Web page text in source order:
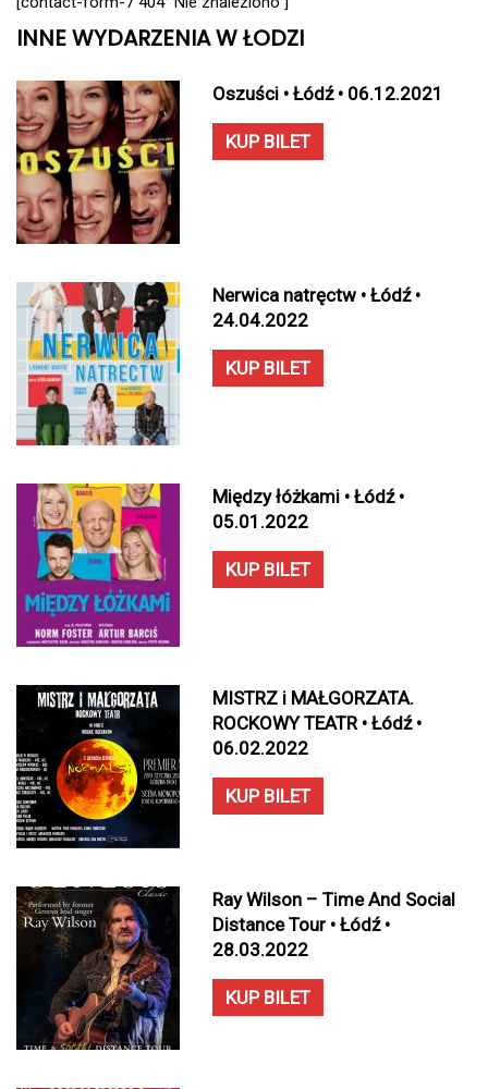
INNE WYDARZENIA W ŁODZI
Oszuści • Łódź • 06.12.2021
KUP BILET
Nerwica natręctw • Łódź •
24.04.2022
KUP BILET
Między łóżkami • Łódź •
05.01.2022
KUP BILET
MISTRZ i MAŁGORZATA.
ROCKOWY TEATR • Łódź •
06.02.2022
KUP BILET
Ray Wilson – Time And Social
Distance Tour • Łódź •
28.03.2022
KUP BILET